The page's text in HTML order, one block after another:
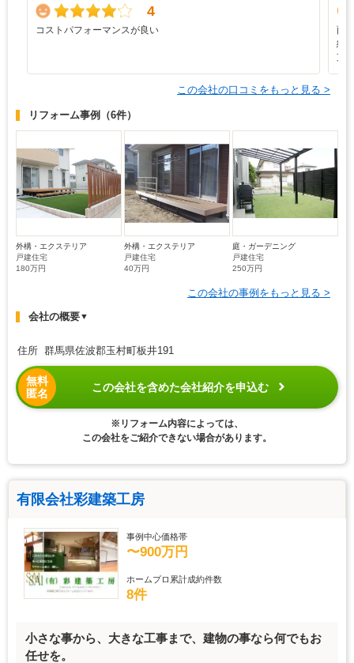
4
コストパフォーマンスが良い
雨
納
支
この会社の口コミをもっと見る >
リフォーム事例 （6件）
外構・エクステリア
戸建住宅
180万円
外構・エクステリア
戸建住宅
40万円
庭・ガーデニング
戸建住宅
250万円
この会社の事例をもっと見る >
会社の概要▼
住所 群馬県佐波郡玉村町板井191
無料
匿名
この会社を含めた会社紹介を申込む
※リフォーム内容によっては、
この会社をご紹介できない場合があります。
有限会社彩建築工房
事例中心価格帯
〜900万円
ホームプロ累計成約件数
8件
小さな事から、大きな工事まで、建物の事なら何でもお
任せを。